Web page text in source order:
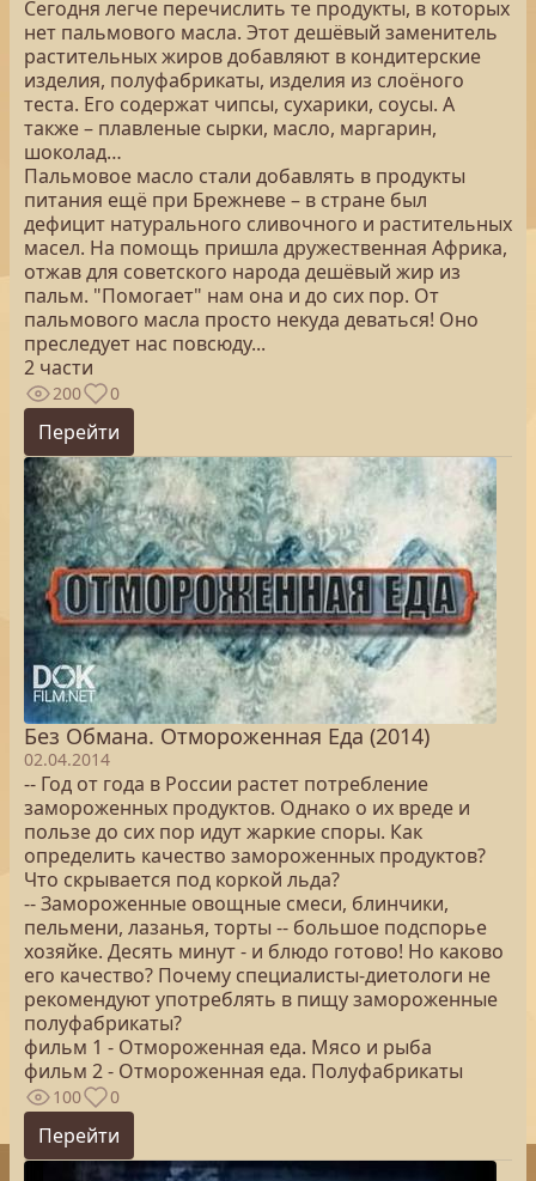
Сегодня легче перечислить те продукты, в которых
нет пальмового масла. Этот дешёвый заменитель
растительных жиров добавляют в кондитерские
изделия, полуфабрикаты, изделия из слоёного
теста. Его содержат чипсы, сухарики, соусы. А
также – плавленые сырки, масло, маргарин,
шоколад…
Пальмовое масло стали добавлять в продукты
питания ещё при Брежневе – в стране был
дефицит натурального сливочного и растительных
масел. На помощь пришла дружественная Африка,
отжав для советского народа дешёвый жир из
пальм. "Помогает" нам она и до сих пор. От
пальмового масла просто некуда деваться! Оно
преследует нас повсюду...
2 части
200 0
Перейти
Без Обмана. Отмороженная Еда (2014)
02.04.2014
-- Год от года в России растет потребление
замороженных продуктов. Однако о их вреде и
пользе до сих пор идут жаркие споры. Как
определить качество замороженных продуктов?
Что скрывается под коркой льда?
-- Замороженные овощные смеси, блинчики,
пельмени, лазанья, торты -- большое подспорье
хозяйке. Десять минут - и блюдо готово! Но каково
его качество? Почему специалисты-диетологи не
рекомендуют употреблять в пищу замороженные
полуфабрикаты?
фильм 1 - Отмороженная еда. Мясо и рыба
фильм 2 - Отмороженная еда. Полуфабрикаты
100 0
Перейти